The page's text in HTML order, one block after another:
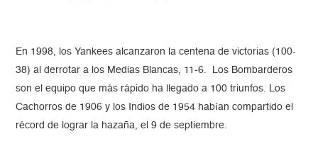
En 1998, los Yankees alcanzaron la centena de victorias (100-
38) al derrotar a los Medias Blancas, 11-6. Los Bombarderos
son el equipo que más rápido ha llegado a 100 triunfos. Los
Cachorros de 1906 y los Indios de 1954 habían compartido el
récord de lograr la hazaña, el 9 de septiembre.